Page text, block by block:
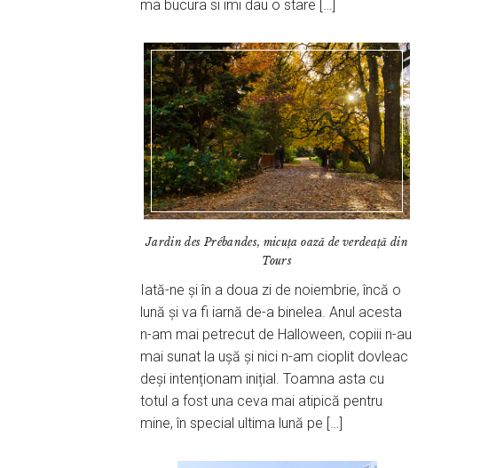
ma bucura si imi dau o stare […]
Jardin des Prébandes, micuța oază de verdeață din
Tours
Iată-ne și în a doua zi de noiembrie, încă o
lună și va fi iarnă de-a binelea. Anul acesta
n-am mai petrecut de Halloween, copiii n-au
mai sunat la ușă și nici n-am cioplit dovleac
deși intenționam inițial. Toamna asta cu
totul a fost una ceva mai atipică pentru
mine, în special ultima lună pe […]